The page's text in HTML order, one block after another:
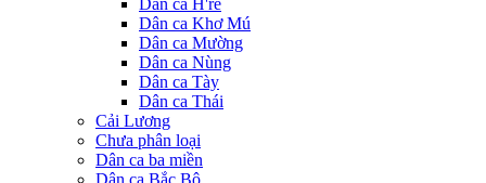
Dân ca H're
Dân ca Khơ Mú
Dân ca Mường
Dân ca Nùng
Dân ca Tày
Dân ca Thái
Cải Lương
Chưa phân loại
Dân ca ba miền
Dân ca Bắc Bộ